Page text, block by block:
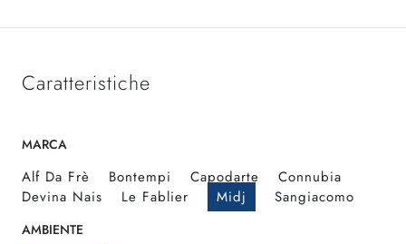
Caratteristiche
MARCA
Alf Da Frè Bontempi Capodarte
Connubia
Devina Nais
Le Fablier Midj Sangiacomo
AMBIENTE